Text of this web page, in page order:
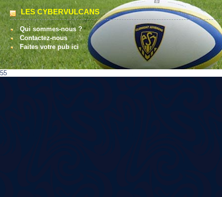
LES CYBERVULCANS
Qui sommes-nous ?
Contactez-nous
Faites votre pub ici
55